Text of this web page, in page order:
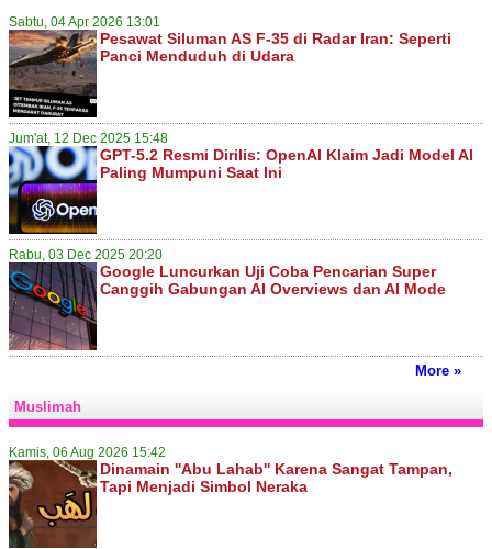
Sabtu, 04 Apr 2026 13:01
Pesawat Siluman AS F-35 di Radar Iran: Seperti
Panci Menduduh di Udara
Jum'at, 12 Dec 2025 15:48
GPT-5.2 Resmi Dirilis: OpenAI Klaim Jadi Model AI
Paling Mumpuni Saat Ini
Rabu, 03 Dec 2025 20:20
Google Luncurkan Uji Coba Pencarian Super
Canggih Gabungan AI Overviews dan AI Mode
More »
Muslimah
Kamis, 06 Aug 2026 15:42
Dinamain ''Abu Lahab'' Karena Sangat Tampan,
Tapi Menjadi Simbol Neraka